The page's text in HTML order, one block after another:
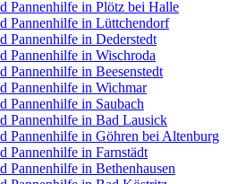
Pannenhilfe in Plötz bei Halle
Pannenhilfe in Lüttchendorf
Pannenhilfe in Dederstedt
Pannenhilfe in Wischroda
Pannenhilfe in Beesenstedt
Pannenhilfe in Wichmar
Pannenhilfe in Saubach
Pannenhilfe in Bad Lausick
Pannenhilfe in Göhren bei Altenburg
Pannenhilfe in Farnstädt
Pannenhilfe in Bethenhausen